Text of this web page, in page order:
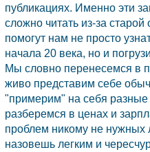
публикациях. Именно эти
сложно читать из-за
помогут нам не просто
начала 20 века, но и
Мы словно перенесемся в
живо представим себе
"примерим" на себя разные
разберемся в ценах и
проблем никому не нужных
назовешь легким и